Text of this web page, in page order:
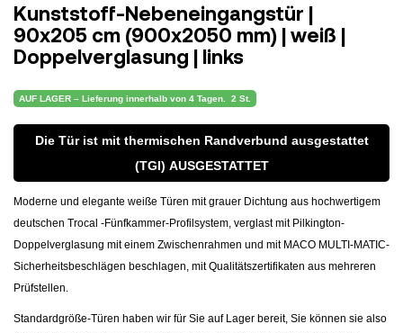
Kunststoff-Nebeneingangstür |
90x205 cm (900x2050 mm) | weiß |
Doppelverglasung | links
AUF LAGER – Lieferung innerhalb von 4 Tagen. 2 St.
Die Tür ist mit thermischen Randverbund ausgestattet
(TGI) AUSGESTATTET
Moderne und elegante weiße Türen mit grauer Dichtung aus hochwertigem
deutschen Trocal -Fünfkammer-Profilsystem, verglast mit Pilkington-
Doppelverglasung mit einem Zwischenrahmen und mit MACO MULTI-MATIC-
Sicherheitsbeschlägen beschlagen, mit Qualitätszertifikaten aus mehreren
Prüfstellen.
Standardgröße-Türen haben wir für Sie auf Lager bereit, Sie können sie also